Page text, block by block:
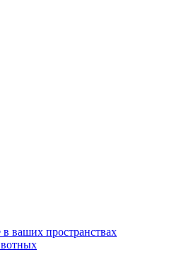
ваших пространствах